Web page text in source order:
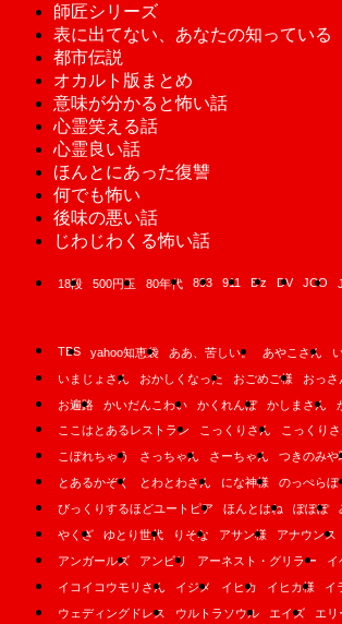
師匠シリーズ
表に出てない、あなたの知っている
都市伝説
オカルト版まとめ
意味が分かると怖い話
心霊笑える話
心霊良い話
ほんとにあった復讐
何でも怖い
後味の悪い話
じわじわくる怖い話
18段 500円玉 80年代 893 911 B'z DV JCO
TBS
yahoo知恵袋 ああ、苦しい。 あやこさん
いまじょさん
おかしくなった おごめご様 おっさ
お遍路
かいだんこわい かくれんぼ かしまさん
ここはとあるレストラン
こっくりさん
こっくり
こぼれちゃう
さっちゃん さーちゃん つきのみや
とあるかぞく
とわとわさん にな神様 のっぺらぼ
びっくりするほどユートピア
ほんとはね ぽぽぽ
やくざ
ゆとり世代 りそな アサン様 アナウンス
アンガールズ
アンビリ アーネスト・グリラー
イ
イコイコウモリさん
イジメ イヒカ イヒカ様
イ
ウェディングドレス
ウルトラソウル エイズ
エリ